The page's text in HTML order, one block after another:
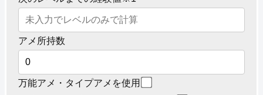
アメ所持数
万能アメ・タイプアメを使用